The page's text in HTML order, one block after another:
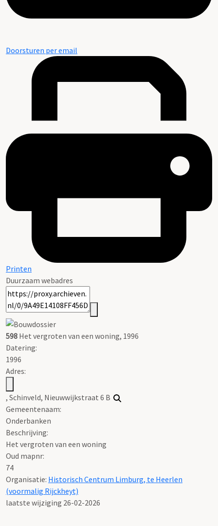
Doorsturen per email
Printen
Duurzaam webadres
598 Het vergroten van een woning, 1996
Datering:
1996
Adres:
, Schinveld, Nieuwwijkstraat 6 B
Gemeentenaam:
Onderbanken
Beschrijving:
Het vergroten van een woning
Oud mapnr:
74
Organisatie: Historisch Centrum Limburg, te Heerlen
(voormalig Rijckheyt)
laatste wijziging 26-02-2026